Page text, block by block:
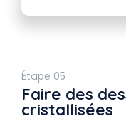
Étape 05
Faire des
cristallisées